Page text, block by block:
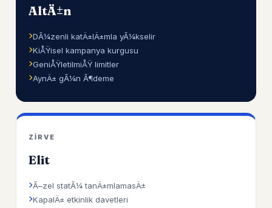
AltÄ±n
DÃ¼zenli katÄ±lÄ±mla yÃ¼kselir
KiÅŸisel kampanya kurgusu
GeniÅŸletilmiÅŸ limitler
AynÄ± gÃ¼n Ã¶deme
ZIRVE
Elit
Ã–zel statÃ¼ tanÄ±mlamasÄ±
KapalÄ± etkinlik davetleri